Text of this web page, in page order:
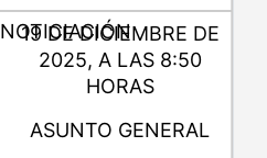
19 DE DICIEMBRE DE
2025, A LAS 8:50
HORAS
ASUNTO GENERAL